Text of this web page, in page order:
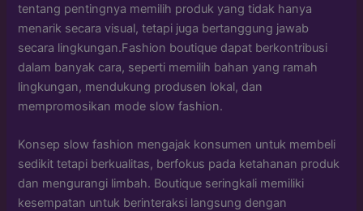
tentang pentingnya memilih produk yang tidak hanya
menarik secara visual, tetapi juga bertanggung jawab
secara lingkungan.Fashion boutique dapat berkontribusi
dalam banyak cara, seperti memilih bahan yang ramah
lingkungan, mendukung produsen lokal, dan
mempromosikan mode slow fashion.
Konsep slow fashion mengajak konsumen untuk membeli
sedikit tetapi berkualitas, berfokus pada ketahanan produk
dan mengurangi limbah. Boutique seringkali memiliki
kesempatan untuk berinteraksi langsung dengan